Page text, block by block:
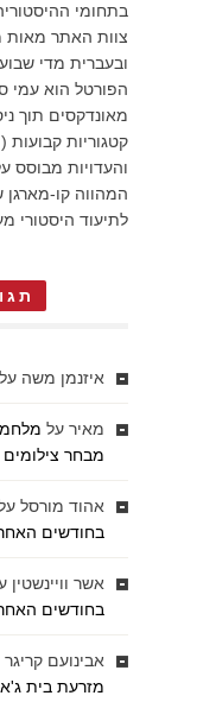
בתחומי
צוות האתר מאות
ובעברית מדי
הפורטל הוא עמי
מאונדקסים תוך
קטגוריות קבועות
והעדויות מבוסס
המהווה קו-מארגן
לתיעוד היסטורי
איזנמן משה על
מאיר על
מבחר צילומים
אהוד מורסל
בחודשים
אשר וויינשטין
בחודשים
אבינועם קריגר 097432577
מזרעת בית